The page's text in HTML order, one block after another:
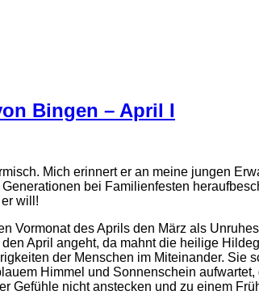
Bingen – April I
Mich erinnert er an meine jungen
bei Familienfesten
will!
Vormonat des Aprils den März als
April angeht, da mahnt die heilige
der Menschen im Miteinander. Sie
Himmel und Sonnenschein
Gefühle nicht anstecken und zu einem